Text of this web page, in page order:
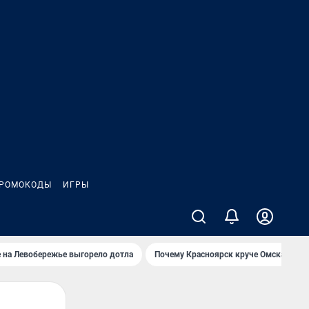
ИГРЫ
на Левобережье выгорело дотла Почему Красноярск круче Омска